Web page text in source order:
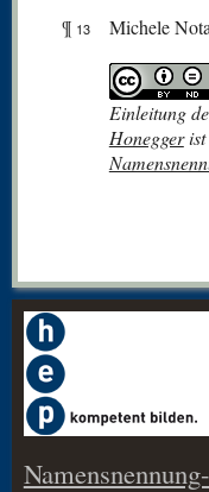
¶ 13 Michele
Einleitung
Honeggerist